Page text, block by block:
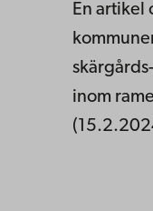
En artikel
inom